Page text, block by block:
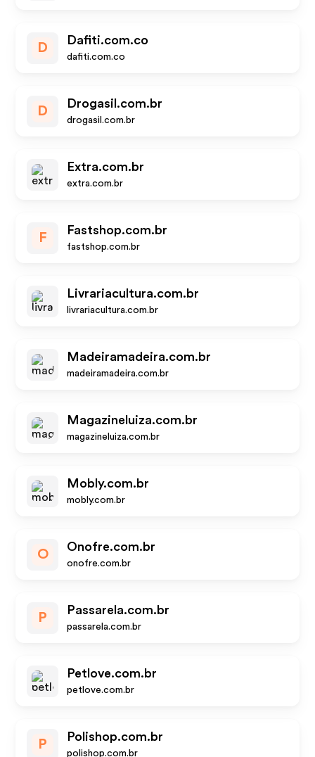
D
Dafiti.com.co
dafiti.com.co
D
Drogasil.com.br
drogasil.com.br
Extra.com.br
extra.com.br
F
Fastshop.com.br
fastshop.com.br
Livrariacultura.com.br
livrariacultura.com.br
Madeiramadeira.com.br
madeiramadeira.com.br
Magazineluiza.com.br
magazineluiza.com.br
Mobly.com.br
mobly.com.br
O
Onofre.com.br
onofre.com.br
P
Passarela.com.br
passarela.com.br
Petlove.com.br
petlove.com.br
P
Polishop.com.br
polishop.com.br